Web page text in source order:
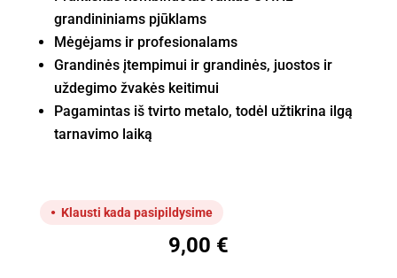
grandininiams pjūklams
Mėgėjams ir profesionalams
Grandinės įtempimui ir grandinės, juostos ir
uždegimo žvakės keitimui
Pagamintas iš tvirto metalo, todėl užtikrina ilgą
tarnavimo laiką
Klausti kada pasipildysime
9,00 €